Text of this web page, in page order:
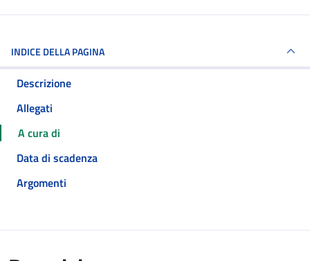
INDICE DELLA PAGINA
Descrizione
Allegati
A cura di
Data di scadenza
Argomenti